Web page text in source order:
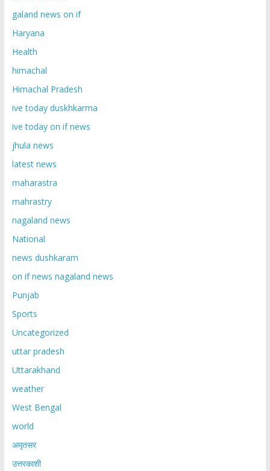
galand news on if
Haryana
Health
himachal
Himachal Pradesh
ive today duskhkarma
ive today on if news
jhula news
latest news
maharastra
mahrastry
nagaland news
National
news dushkaram
on if news nagaland news
Punjab
Sports
Uncategorized
uttar pradesh
Uttarakhand
weather
West Bengal
world
अमृतसर
उत्तरकाशी